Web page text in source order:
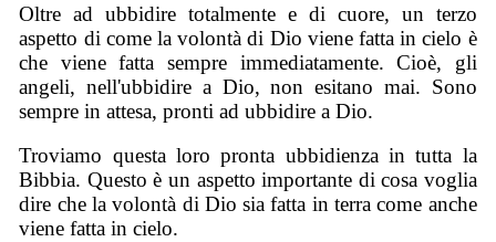
Oltre ad ubbidire totalmente e di cuore, un terzo
aspetto di come la volontà di Dio viene fatta in cielo è
che viene fatta sempre immediatamente. Cioè, gli
angeli, nell'ubbidire a Dio, non esitano mai. Sono
sempre in attesa, pronti ad ubbidire a Dio.
Troviamo questa loro pronta ubbidienza in tutta la
Bibbia. Questo è un aspetto importante di cosa voglia
dire che la volontà di Dio sia fatta in terra come anche
viene fatta in cielo.